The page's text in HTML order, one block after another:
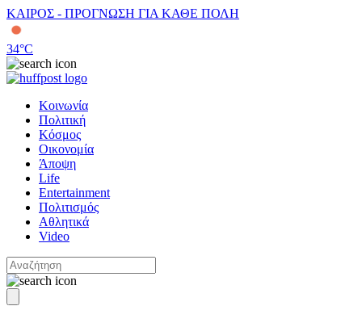
ΚΑΙΡΟΣ - ΠΡΟΓΝΩΣΗ ΓΙΑ ΚΑΘΕ ΠΟΛΗ
34°C
Κοινωνία
Πολιτική
Κόσμος
Οικονομία
Άποψη
Life
Entertainment
Πολιτισμός
Αθλητικά
Video